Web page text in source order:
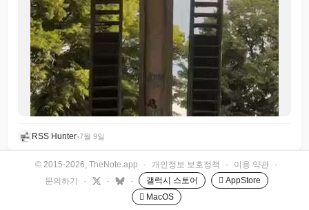
RSS Hunter•7월 9일
© 2015-2026, TheNote.app · 개인정보 보호정책 · 이용 약관
·
문의하기
· · · 갤럭시 스토어
 AppStore
 MacOS